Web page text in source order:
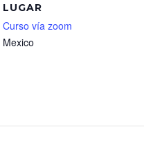
LUGAR
Curso vía zoom
Mexico